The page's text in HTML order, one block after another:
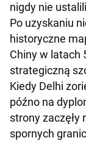
nigdy nie
Po uzyskaniu
historyczne
Chiny w latach
strategiczną
Kiedy Delhi
późno na
strony zaczęły
spornych